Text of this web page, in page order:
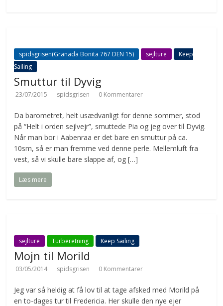
spidsgrisen(Granada Bonita 767 DEN 15) sejlture
Keep
Sailing
Smuttur til Dyvig
23/07/2015 spidsgrisen 0 Kommentarer
Da barometret, helt usædvanligt for denne sommer, stod
på “Helt i orden sejlvejr”, smuttede Pia og jeg over til Dyvig.
Når man bor i Aabenraa er det bare en smuttur på ca.
10sm, så er man fremme ved denne perle. Mellemluft fra
vest, så vi skulle bare slappe af, og […]
Læs mere
sejlture Turberetning Keep Sailing
Mojn til Morild
03/05/2014 spidsgrisen 0 Kommentarer
Jeg var så heldig at få lov til at tage afsked med Morild på
en to-dages tur til Fredericia. Her skulle den nye ejer